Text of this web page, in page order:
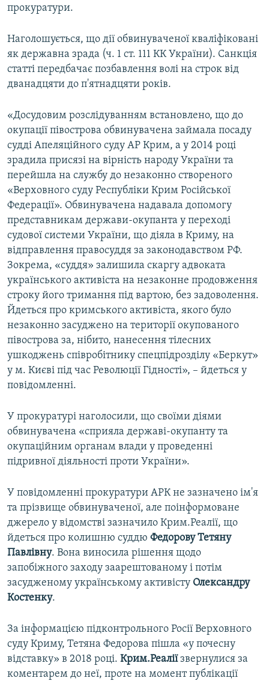
прокуратури.
Наголошується, що дії обвинуваченої кваліфіковані
як державна зрада (ч. 1 ст. 111 КК України). Санкція
статті передбачає позбавлення волі на строк від
дванадцяти до п'ятнадцяти років.
«Досудовим розслідуванням встановлено, що до
окупації півострова обвинувачена займала посаду
судді Апеляційного суду АР Крим, а у 2014 році
зрадила присязі на вірність народу України та
перейшла на службу до незаконно створеного
«Верховного суду Республіки Крим Російської
Федерації». Обвинувачена надавала допомогу
представникам держави-окупанта у переході
судової системи України, що діяла в Криму, на
відправлення правосуддя за законодавством РФ.
Зокрема, «суддя» залишила скаргу адвоката
українського активіста на незаконне продовження
строку його тримання під вартою, без задоволення.
Йдеться про кримського активіста, якого було
незаконно засуджено на території окупованого
півострова за, нібито, нанесення тілесних
ушкоджень співробітнику спецпідрозділу «Беркут»
у м. Києві під час Революції Гідності», – йдеться у
повідомленні.
У прокуратурі наголосили, що своїми діями
обвинувачена «сприяла державі-окупанту та
окупаційним органам влади у проведенні
підривної діяльності проти України».
У повідомленні прокуратури АРК не зазначено ім'я
та прізвище обвинуваченої, але поінформоване
джерело у відомстві зазначило Крим.Реалії, що
йдеться про колишню суддю Федорову Тетяну
Павлівну. Вона виносила рішення щодо
запобіжного заходу заарештованому і потім
засудженому українському активісту Олександру
Костенку.
За інформацією підконтрольного Росії Верховного
суду Криму, Тетяна Федорова пішла «у почесну
відставку» в 2018 році. Крим.Реаліїзвернулися за
коментарем до неї, проте на момент публікації